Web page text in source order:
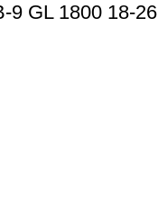
9 GL 1800 18-